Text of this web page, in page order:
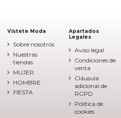
Vístete Moda
Sobre nosotros
Nuestras
tiendas
MUJER
HOMBRE
FIESTA
Apartados
Legales
Aviso legal
Condiciones de
venta
Cláusula
adicional de
RGPD
Política de
cookies